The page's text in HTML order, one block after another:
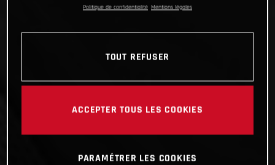
Politique de confidentialité Mentions légales
TOUT REFUSER
ACCEPTER TOUS LES COOKIES
PARAMÉTRER LES COOKIES